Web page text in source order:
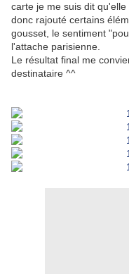
carte je me suis dit
donc rajouté certains
gousset, le sentiment
l'attache parisienne.
Le résultat final me
destinataire ^^